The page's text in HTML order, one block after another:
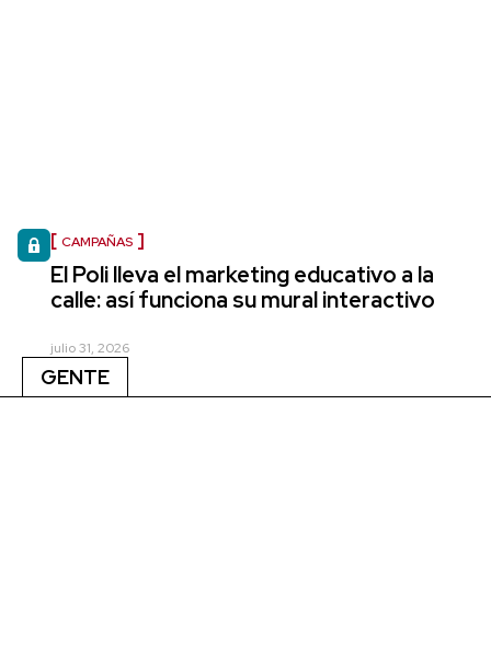
CAMPAÑAS
El Poli lleva el marketing educativo a la
calle: así funciona su mural interactivo
julio 31, 2026
GENTE